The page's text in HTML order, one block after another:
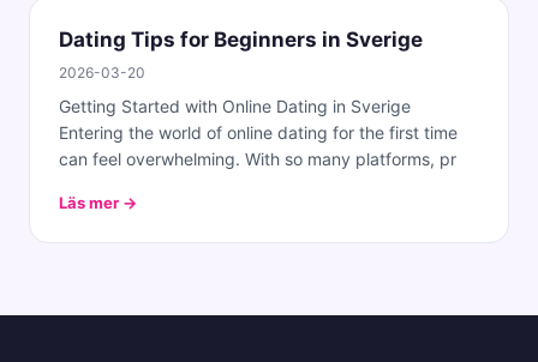
Dating Tips for Beginners in Sverige
2026-03-20
Getting Started with Online Dating in Sverige
Entering the world of online dating for the first time
can feel overwhelming. With so many platforms, pr
Läs mer →